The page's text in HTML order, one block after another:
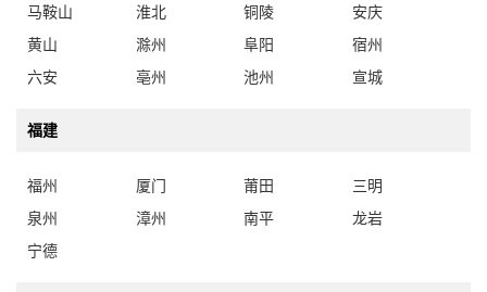
马鞍山
淮北 铜陵
安庆
黄山
滁州 阜阳
宿州
六安
亳州 池州 宣城
福建
福州 厦门 莆田
三明
泉州
漳州 南平
龙岩
宁德